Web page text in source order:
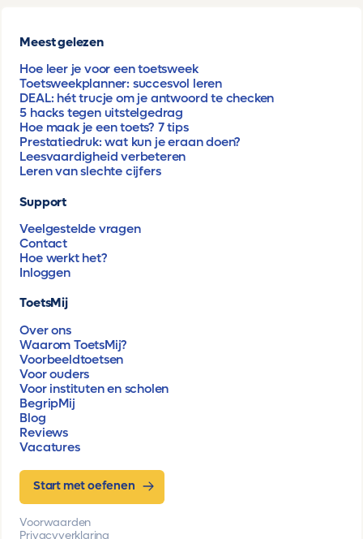
Meest gelezen
Hoe leer je voor een toetsweek
Toetsweekplanner: succesvol leren
DEAL: hét trucje om je antwoord te checken
5 hacks tegen uitstelgedrag
Hoe maak je een toets? 7 tips
Prestatiedruk: wat kun je eraan doen?
Leesvaardigheid verbeteren
Leren van slechte cijfers
Support
Veelgestelde vragen
Contact
Hoe werkt het?
Inloggen
ToetsMij
Over ons
Waarom ToetsMij?
Voorbeeldtoetsen
Voor ouders
Voor instituten en scholen
BegripMij
Blog
Reviews
Vacatures
Start met oefenen
Voorwaarden
Privacyverklaring